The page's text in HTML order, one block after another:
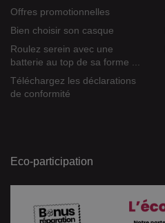
Offres promotionnelles
Bien choisir son casque
Roulez serein avec une
batterie au top de sa forme ...
Téléchargez les déclarations
de conformité
Eco-participation